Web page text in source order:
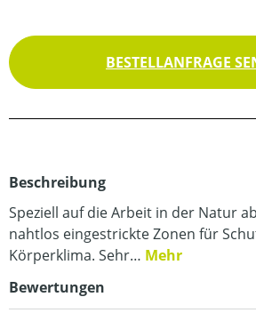
BESTELLANFRAGE
Beschreibung
Speziell auf die Arbeit in der Natur
nahtlos eingestrickte Zonen für
Körperklima. Sehr… Mehr
Bewertungen